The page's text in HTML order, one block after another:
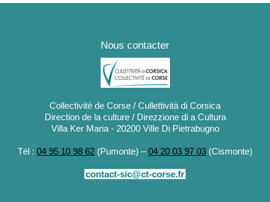
Nous contacter
Collectivité de Corse / Cullettività di Corsica
Direction de la culture / Direzzione di a Cultura
Villa Ker Maria - 20200 Ville Di Pietrabugno
Tél : 04 95 10 98 62 (Pumonte) –04 20 03 97 03 (Cismonte)
contact-sic@ct-corse.fr